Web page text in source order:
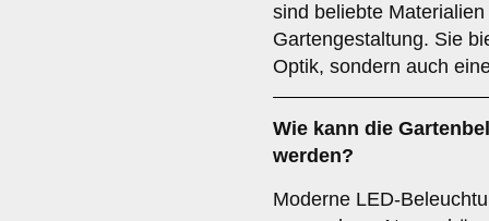
sind beliebte
Gartengestaltung. Sie
Optik, sondern auch
Wie kann die
werden?
Moderne LED-